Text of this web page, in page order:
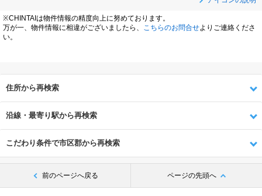
※CHINTAIは物件情報の精度向上に努めております。
万が一、物件情報に相違がございましたら、
こちらのお問合せよりご連絡くださ
い。
住所から再検索
沿線・最寄り駅から再検索
こだわり条件で市区郡から再検索
前のページへ戻る ページの先頭へ